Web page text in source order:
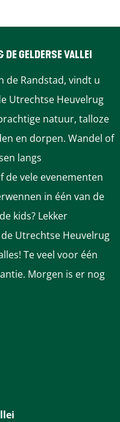
DE GELDERSE VALLEI
de Randstad, vindt u
Utrechtse Heuvelrug
natuur, talloze
en dorpen. Wandel of
langs
de vele evenementen
in één van de
kids? Lekker
Utrechtse Heuvelrug
Te veel voor één
Morgen is er nog